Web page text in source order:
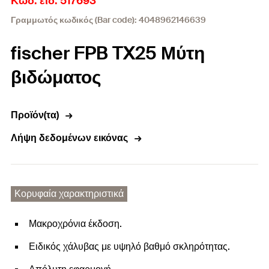
Γραμμωτός κωδικός (Bar code): 4048962146639
fischer FPB TX25 Μύτη
βιδώματος
Προϊόν(τα)
Λήψη δεδομένων εικόνας
Κορυφαία χαρακτηριστικά
Μακροχρόνια έκδοση.
Ειδικός χάλυβας με υψηλό βαθμό σκληρότητας.